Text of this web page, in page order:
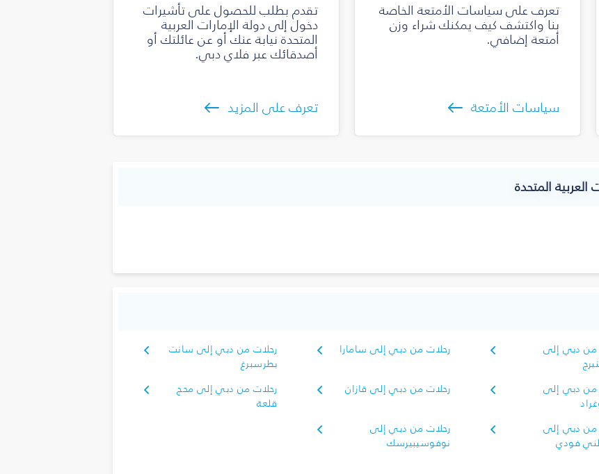
تعرف على سياسات الأمتعة الخاصة
بنا واكتشف كيف يمكنك شراء وزن
أمتعة إضافي.
سياسات الأمتعة
تقدم بطلب للحصول على تأشيرات
دخول إلى دولة الإمارات العربية
المتحدة نيابة عنك أو عن عائلتك أو
أصدقائك عبر فلاي دبي.
تعرف على المزيد
المتحدة
من دبي إلى
رحلات من دبي إلى سامارا
رحلات من دبي إلى سانت
بطرسبرغ
من دبي إلى
رحلات من دبي إلى قازان
رحلات من دبي إلى محج
قلعة
من دبي إلى
فودي
رحلات من دبي إلى
نوفوسيبيرسك